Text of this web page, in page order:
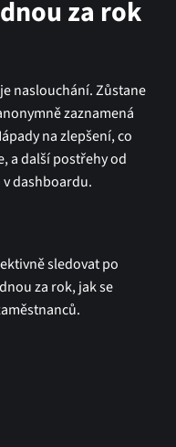
za rok
naslouchání. Zůstane
zaznamená
na zlepšení, co
a další postřehy od
dashboardu.
sledovat po
za rok, jak se